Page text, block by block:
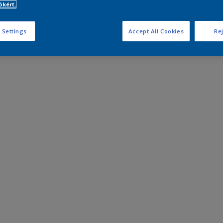
Settings Accept All Cookies